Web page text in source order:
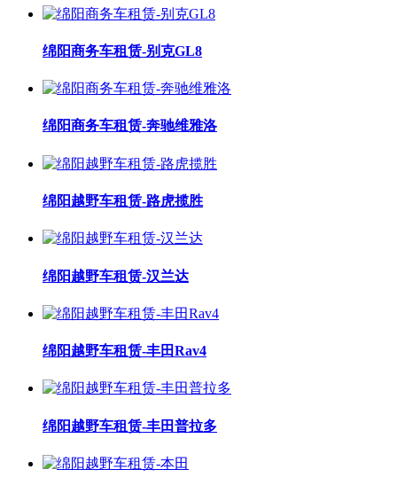
绵阳商务车租赁-别克GL8
绵阳商务车租赁-奔驰维雅洛
绵阳越野车租赁-路虎揽胜
绵阳越野车租赁-汉兰达
绵阳越野车租赁-丰田Rav4
绵阳越野车租赁-丰田普拉多